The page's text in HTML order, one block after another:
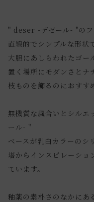
" deser -デゼール- "のフ
直線的でシンプルな形状
大胆にあしらわれたゴー
置く場所にモダンさとナ
枝ものを飾るのにおすす
無機質な風合いとシル
ール- "
ベースが乳白カラーのシ
塔からインスピレーショ
ています。
釉薬の素朴さのなかにあ